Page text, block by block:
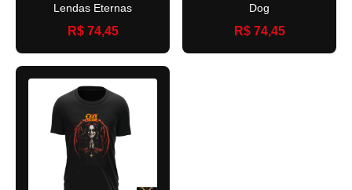
Lendas Eternas
R$ 74,45
Dog
R$ 74,45